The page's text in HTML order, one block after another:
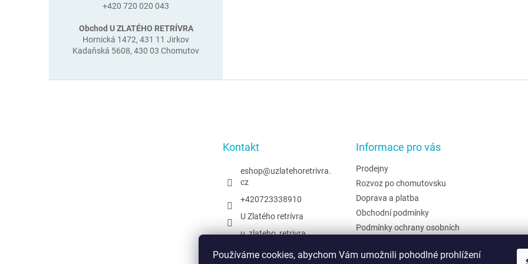
Používáme cookies, abychom Vám umožnili pohodlné prohlížení
+420 720 020 043
Obchod U ZLATÉHO RETRÍVRA
Hornická 1472, 431 11 Jirkov
Kadaňská 5608, 430 03 Chomutov
Kontakt
eshop@uzlatehoretrivra.
cz
+420723338910
U Zlatého retrívra
u_zlateho_retrivra
@uzlatehoretrivra
Informace pro vás
Prodejny
Rozvoz po chomutovsku
Doprava a platba
Obchodní podmínky
Podmínky ochrany osobních
Hodnocení obchodu